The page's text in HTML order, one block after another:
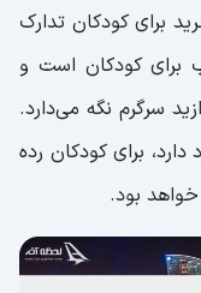
برای کودکان تدارک
برای کودکان است و
سرگرم نگه می‌دارد.
برای کودکان رده